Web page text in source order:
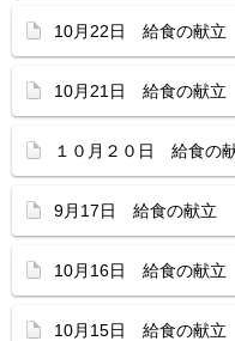
10月22日 給食の献立
10月21日 給食の献立
１０月２０日 給食の
9月17日 給食の献立
10月16日 給食の献立
10月15日 給食の献立